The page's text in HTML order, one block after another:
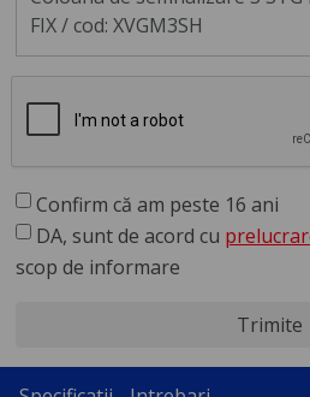
Confirm că am peste 16 ani
DA, sunt de acord cu
scop de informare
Trimite